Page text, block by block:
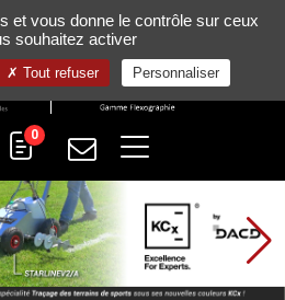
75 58 80 10
0
sur les cookies
et vous donne le contrôle sur ceux
souhaitez activer
Tout refuser Personnaliser